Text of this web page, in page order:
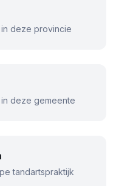
deze provincie
deze gemeente
tandartspraktijk